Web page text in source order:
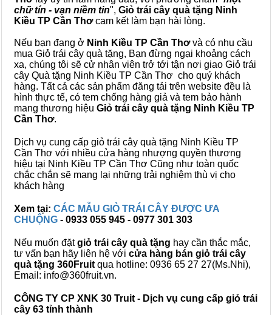
chữ tín - vạn niềm tin", Giỏ trái cây quà tặng Ninh
Kiều TP Cần Thơcam kết làm bạn hài lòng.
Nếu bạn đang ở Ninh Kiều TP Cần Thơvà có nhu cầu
mua Giỏ trái cây quà tặng, Bạn đừng ngại khoảng cách
xa, chúng tôi sẽ cử nhân viên trở tới tận nơi giao Giỏ trái
cây Quà tặng Ninh Kiều TP Cần Thơ cho quý khách
hàng. Tất cả các sản phẩm đăng tải trên website đều là
hình thực tế, có tem chống hàng giả và tem bảo hành
mang thương hiệu Giỏ trái cây quà tặng Ninh Kiều TP
Cần Thơ.
Dịch vụ cung cấp giỏ trái cây quà tặng Ninh Kiều TP
Cần Thơ với nhiều cửa hàng nhượng quyền thương
hiệu tại Ninh Kiều TP Cần Thơ Cũng như toàn quốc
chắc chắn sẽ mang lại những trải nghiệm thù vị cho
khách hàng
Xem tại: CÁC MẪU GIỎ TRÁI CÂY ĐƯỢC ƯA
CHUỘNG - 0933 055 945 - 0977 301 303
Nếu muốn đặtgiỏ trái cây quà tặng hay cần thắc mắc,
tư vấn bạn hãy liên hệ với cửa hàng bán giỏ trái cây
quà tặng 360Fruit qua hotline: 0936 65 27 27(Ms.Nhi),
Email: info@360fruit.vn.
CÔNG TY CP XNK 30 Truit - Dịch vụ cung cấp giỏ trái
cây 63 tỉnh thành